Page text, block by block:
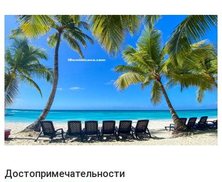
Достопримечательности